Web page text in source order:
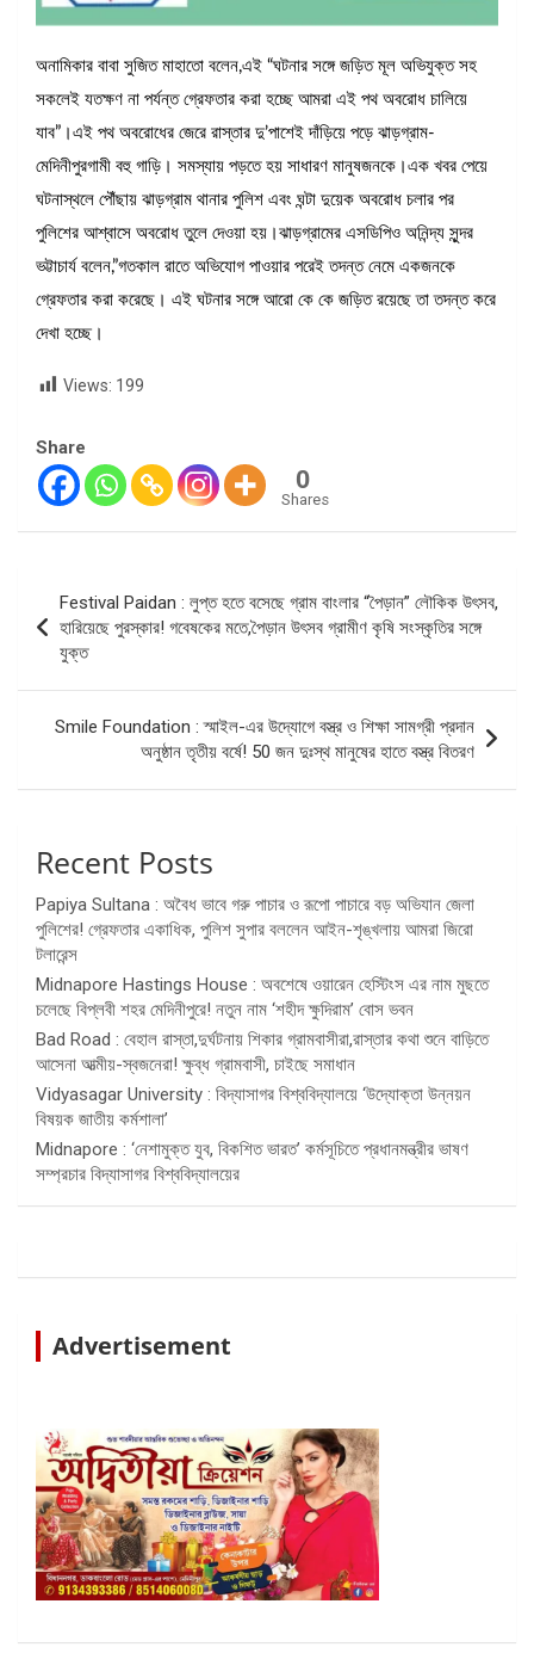
অনামিকার বাবা সুজিত মাহাতো বলেন,এই “ঘটনার সঙ্গে জড়িত মূল অভিযুক্ত সহ
সকলেই যতক্ষণ না পর্যন্ত গ্রেফতার করা হচ্ছে আমরা এই পথ অবরোধ চালিয়ে
যাব”।এই পথ অবরোধের জেরে রাস্তার দু’পাশেই দাঁড়িয়ে পড়ে ঝাড়গ্রাম-
মেদিনীপুরগামী বহু গাড়ি। সমস্যায় পড়তে হয় সাধারণ মানুষজনকে।এক খবর পেয়ে
ঘটনাস্থলে পৌঁছায় ঝাড়গ্রাম থানার পুলিশ এবং ঘন্টা দুয়েক অবরোধ চলার পর
পুলিশের আশ্বাসে অবরোধ তুলে দেওয়া হয়।ঝাড়গ্রামের এসডিপিও অনিন্দ্য সুন্দর
ভট্টাচার্য বলেন,”গতকাল রাতে অভিযোগ পাওয়ার পরেই তদন্ত নেমে একজনকে
গ্রেফতার করা করেছে। এই ঘটনার সঙ্গে আরো কে কে জড়িত রয়েছে তা তদন্ত করে
দেখা হচ্ছে।
Views: 199
Share
0
Shares
Post
navigation
Festival Paidan : লুপ্ত হতে বসেছে গ্রাম বাংলার “পৈড়ান” লৌকিক উৎসব,
হারিয়েছে পুরস্কার! গবেষকের মতে,পৈড়ান উৎসব গ্রামীণ কৃষি সংস্কৃতির সঙ্গে
যুক্ত
Smile Foundation : স্মাইল-এর উদ্যোগে বস্ত্র ও শিক্ষা সামগ্রী প্রদান
অনুষ্ঠান তৃতীয় বর্ষে! 50 জন দুঃস্থ মানুষের হাতে বস্ত্র বিতরণ
Recent Posts
Papiya Sultana : অবৈধ ভাবে গরু পাচার ও রূপো পাচারে বড় অভিযান জেলা
পুলিশের! গ্রেফতার একাধিক, পুলিশ সুপার বললেন আইন-শৃঙ্খলায় আমরা জিরো
টলারেন্স
Midnapore Hastings House : অবশেষে ওয়ারেন হেস্টিংস এর নাম মুছতে
চলেছে বিপ্লবী শহর মেদিনীপুরে! নতুন নাম ‘শহীদ ক্ষুদিরাম’ বোস ভবন
Bad Road : বেহাল রাস্তা,দুর্ঘটনায় শিকার গ্রামবাসীরা,রাস্তার কথা শুনে বাড়িতে
আসেনা আত্মীয়-স্বজনেরা! ক্ষুব্ধ গ্রামবাসী, চাইছে সমাধান
Vidyasagar University : বিদ্যাসাগর বিশ্ববিদ্যালয়ে ‘উদ্যোক্তা উন্নয়ন
বিষয়ক জাতীয় কর্মশালা’
Midnapore : ‘নেশামুক্ত যুব, বিকশিত ভারত’ কর্মসূচিতে প্রধানমন্ত্রীর ভাষণ
সম্প্রচার বিদ্যাসাগর বিশ্ববিদ্যালয়ের
Advertisement